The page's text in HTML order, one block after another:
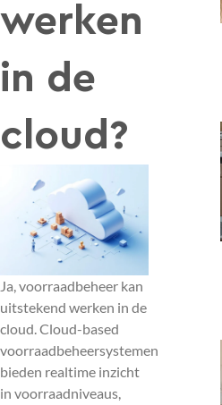
werken
in de
cloud?
Ja, voorraadbeheer kan
uitstekend werken in de
cloud. Cloud-based
voorraadbeheersystemen
bieden realtime inzicht
in voorraadniveaus,